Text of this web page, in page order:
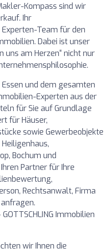
Kompass sind wir
Ihr
Team für den
Dabei ist unser
uns am Herzen“ nicht nur
und dem gesamten
Experten aus der
für Sie auf Grundlage
für Häuser,
sowie Gewerbeobjekte
Bochum und
Partner für Ihre
Rechtsanwalt, Firma
Immobilien
wir Ihnen die